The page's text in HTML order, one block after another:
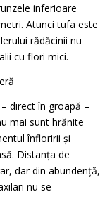
inferioare
Atunci tufa este
rădăcinii nu
cu flori mici.
direct în groapă –
mai sunt hrănite
înfloririi și
Distanța de
dar din abundență,
nu se